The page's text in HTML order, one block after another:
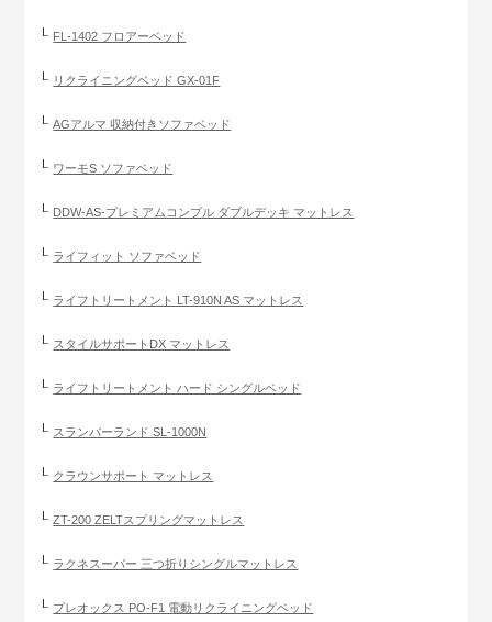
FL-1402 フロアーベッド
リクライニングベッド GX-01F
AGアルマ 収納付きソファベッド
ワーモS ソファベッド
DDW-AS-プレミアムコンプル ダブルデッキ マットレス
ライフィット ソファベッド
ライフトリートメント LT-910N AS マットレス
スタイルサポートDX マットレス
ライフトリートメント ハード シングルベッド
スランバーランド SL-1000N
クラウンサポート マットレス
ZT-200 ZELTスプリングマットレス
ラクネスーパー 三つ折りシングルマットレス
プレオックス PO-F1 電動リクライニングベッド